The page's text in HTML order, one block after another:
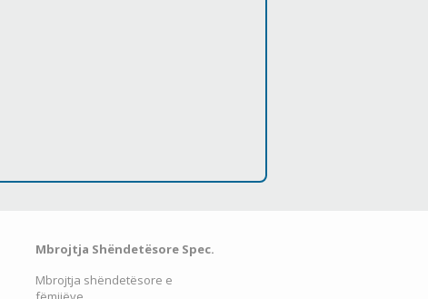
Mbrojtja Shëndetësore Spec.
Mbrojtja shëndetësore e